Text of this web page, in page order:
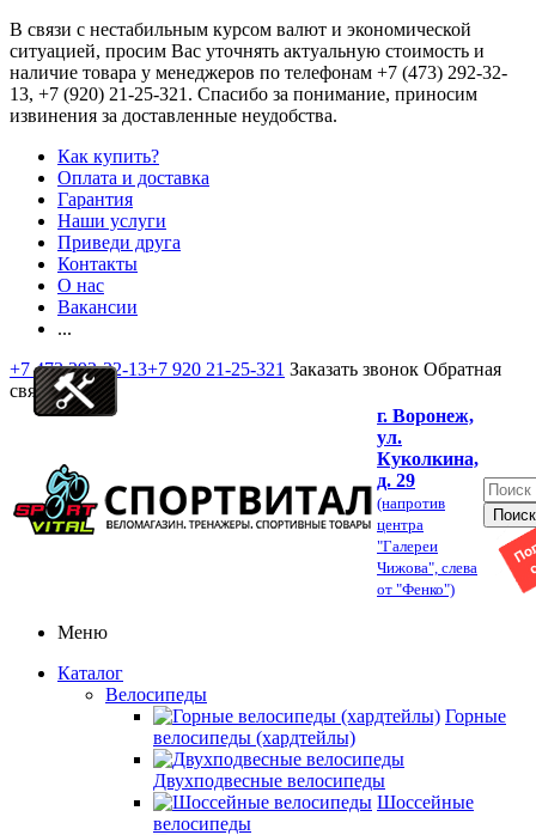
В связи с нестабильным курсом валют и экономической
ситуацией, просим Вас уточнять актуальную стоимость и
наличие товара у менеджеров по телефонам +7 (473) 292-32-
13, +7 (920) 21-25-321 . Спасибо за понимание, приносим
извинения за доставленные неудобства.
Как купить?
Оплата и доставка
Гарантия
Наши услуги
Приведи друга
Контакты
О нас
Вакансии
...
+7 473 292-32-13+7 920 21-25-321 Заказать звонок Обратная
связь
г. Воронеж,
ул.
Куколкина,
д. 29
(напротив
центра
"Галереи
Чижова", слева
от "Фенко")
Меню
Каталог
Велосипеды
Горные
велосипеды (хардтейлы)
Двухподвесные велосипеды
Шоссейные
велосипеды